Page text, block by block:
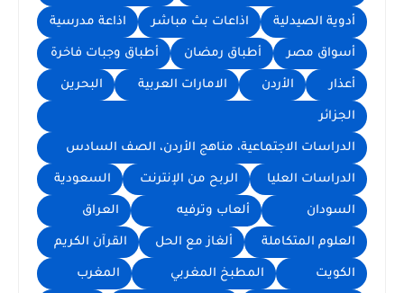
أدوية الصيدلية اذاعات بث مباشر اذاعة مدرسية
أسواق مصر أطباق رمضان أطباق وجبات فاخرة
أعذار الأردن الامارات العربية البحرين
الجزائر
الدراسات الاجتماعية، مناهج الأردن، الصف السادس
الدراسات العليا الربح من الإنترنت السعودية
السودان ألعاب وترفيه العراق
العلوم المتكاملة ألغاز مع الحل القرآن الكريم
الكويت المطبخ المغربي المغرب